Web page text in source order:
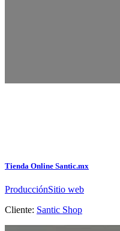
Tienda Online Santic.mx
ProducciónSitio web
Cliente: Santic Shop